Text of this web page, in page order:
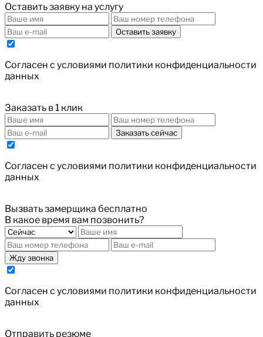
Оставить заявку на услугу
Оставить заявку
Cогласен с условиями политики конфиденциальности
данных
Заказать в 1 клик
Заказать сейчас
Cогласен с условиями политики конфиденциальности
данных
Вызвать замерщика бесплатно
В какое время вам позвонить?
Жду звонка
Cогласен с условиями политики конфиденциальности
данных
Отправить резюме